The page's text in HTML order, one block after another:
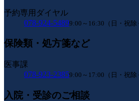
予約専用ダイヤル
078-924-54899:00～16:30（日・祝除
保険類・処方箋など
医事課
078-923-23859:00～17:00（日・祝除
入院・受診のご相談